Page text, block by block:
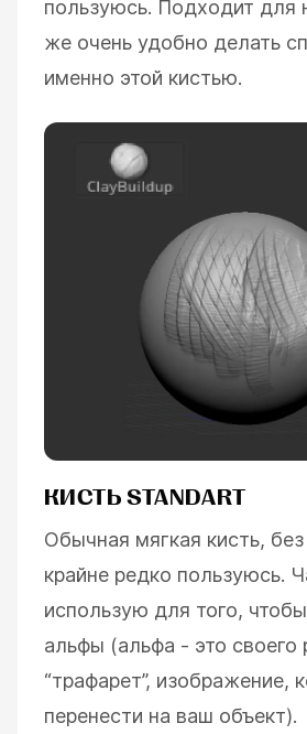
пользуюсь. Подходит для
же очень удобно делать
именно этой кистью.
КИСТЬ STANDART
Обычная мягкая кисть,
крайне редко пользуюсь.
использую для того,
альфы (альфа - это своего
“трафарет”, изображение,
перенести на ваш объект).